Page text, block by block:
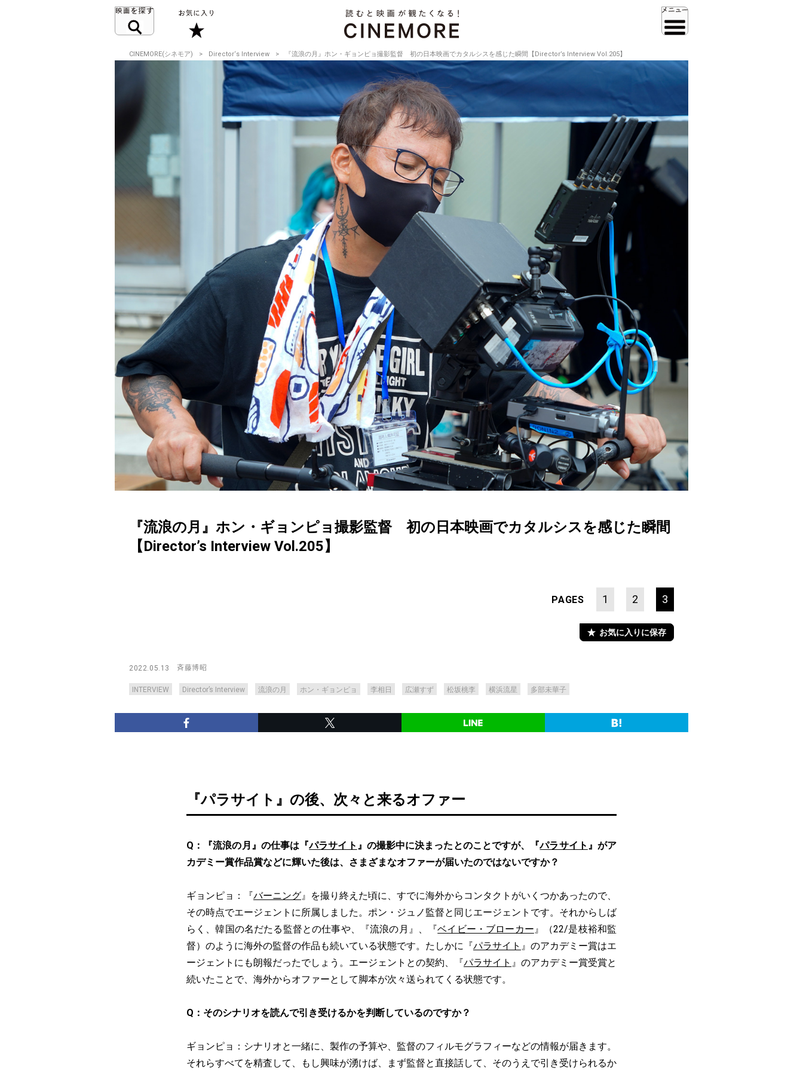
CINEMORE(シネモア) Director‘s Interview 『流浪の月』ホン・ギョンピョ撮影監督 初の日本映画でカタルシスを感じた瞬間【Director’s Interview Vol.205】
『流浪の月』ホン・ギョンピョ撮影監督 初の日本映画でカタルシスを感じた瞬間
【Director’s Interview Vol.205】
PAGES 1 2 3
お気に入りに保存
2022.05.13 斉藤博昭
INTERVIEW Director’s Interview 流浪の月 ホン・ギョンピョ 李相日 広瀬すず 松坂桃李 横浜流星 多部未華子
『パラサイト』の後、次々と来るオファー
Q：『流浪の月』の仕事は『パラサイト 』の撮影中に決まったとのことですが、『パラサイト 』がア
カデミー賞作品賞などに輝いた後は、さまざまなオファーが届いたのではないですか？
ギョンピョ：『バーニング』を撮り終えた頃に、すでに海外からコンタクトがいくつかあったので、
その時点でエージェントに所属しました。ポン・ジュノ監督と同じエージェントです。それからしば
らく、韓国の名だたる監督との仕事や、『流浪の月』、『ベイビー・ブローカー』（22/是枝裕和監
督）のように海外の監督の作品も続いている状態です。たしかに『パラサイト 』のアカデミー賞はエ
ージェントにも朗報だったでしょう。エージェントとの契約、『パラサイト 』のアカデミー賞受賞と
続いたことで、海外からオファーとして脚本が次々送られてくる状態です。
Q：そのシナリオを読んで引き受けるかを判断しているのですか？
ギョンピョ：シナリオと一緒に、製作の予算や、監督のフィルモグラフィーなどの情報が届きます。
それらすべてを精査して、もし興味が湧けば、まず監督と直接話して、そのうえで引き受けられるか